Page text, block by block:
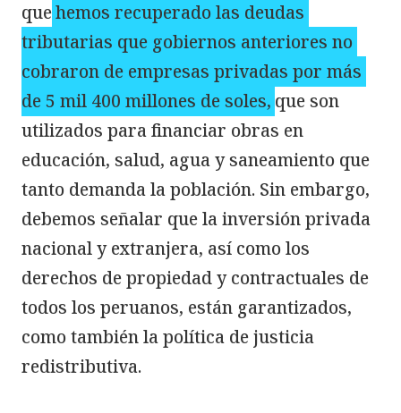
quehemos recuperado las deudas
tributarias que gobiernos anteriores no
cobraron de empresas privadas por más
de 5 mil 400 millones de soles, que son
utilizados para financiar obras en
educación, salud, agua y saneamiento que
tanto demanda la población. Sin embargo,
debemos señalar que la inversión privada
nacional y extranjera, así como los
derechos de propiedad y contractuales de
todos los peruanos, están garantizados,
como también la política de justicia
redistributiva.